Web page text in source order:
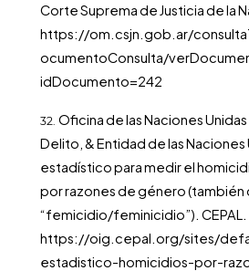
Corte Suprema de Justicia de la
https://om.csjn.gob.ar/
ocumentoConsulta/
idDocumento=242
Oficina de las Naciones
Delito, & Entidad de las
estadístico para medir el
por razones de género (también
“femicidio/feminicidio”). CEPAL.
https://oig.cepal.org/sites/
estadistico-homicidios-por-